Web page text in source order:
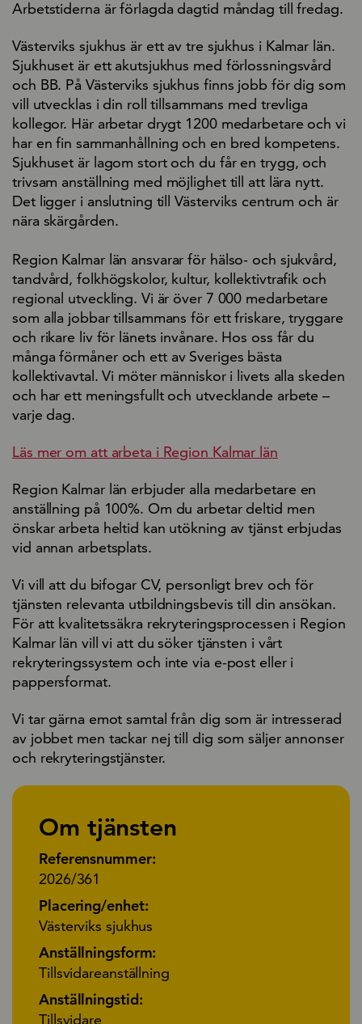
Arbetstiderna är förlagda dagtid måndag till fredag.
Västerviks sjukhus är ett av tre sjukhus i Kalmar län.
Sjukhuset är ett akutsjukhus med förlossningsvård
och BB. På Västerviks sjukhus finns jobb för dig som
vill utvecklas i din roll tillsammans med trevliga
kollegor. Här arbetar drygt 1200 medarbetare och vi
har en fin sammanhållning och en bred kompetens.
Sjukhuset är lagom stort och du får en trygg, och
trivsam anställning med möjlighet till att lära nytt.
Det ligger i anslutning till Västerviks centrum och är
nära skärgården.
Region Kalmar län ansvarar för hälso- och sjukvård,
tandvård, folkhögskolor, kultur, kollektivtrafik och
regional utveckling. Vi är över 7 000 medarbetare
som alla jobbar tillsammans för ett friskare, tryggare
och rikare liv för länets invånare. Hos oss får du
många förmåner och ett av Sveriges bästa
kollektivavtal. Vi möter människor i livets alla skeden
och har ett meningsfullt och utvecklande arbete –
varje dag.
Läs mer om att arbeta i Region Kalmar län
Region Kalmar län erbjuder alla medarbetare en
anställning på 100%. Om du arbetar deltid men
önskar arbeta heltid kan utökning av tjänst erbjudas
vid annan arbetsplats.
Vi vill att du bifogar CV, personligt brev och för
tjänsten relevanta utbildningsbevis till din ansökan.
För att kvalitetssäkra rekryteringsprocessen i Region
Kalmar län vill vi att du söker tjänsten i vårt
rekryteringssystem och inte via e-post eller i
pappersformat.
Vi tar gärna emot samtal från dig som är intresserad
av jobbet men tackar nej till dig som säljer annonser
och rekryteringstjänster.
Om tjänsten
Referensnummer:
2026/361
Placering/enhet:
Västerviks sjukhus
Anställningsform:
Tillsvidareanställning
Anställningstid:
Tillsvidare